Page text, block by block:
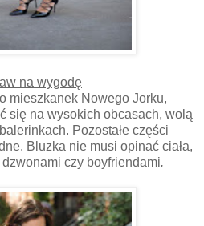
na wygodę
mieszkanek Nowego Jorku,
się na wysokich obcasach, wolą
Pozostałe części
Bluzka nie musi opinać ciała,
czy boyfriendami.